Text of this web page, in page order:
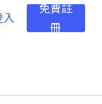
入
免費註
冊